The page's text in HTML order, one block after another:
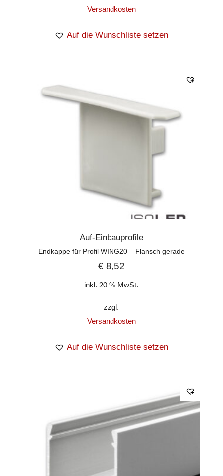
Versandkosten
Auf die Wunschliste setzen
Auf-Einbauprofile
Endkappe für Profil WING20 – Flansch gerade
€8,52
inkl. 20 % MwSt.
zzgl.
Versandkosten
Auf die Wunschliste setzen